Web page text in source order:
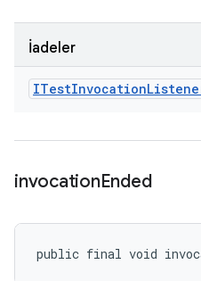
İadeler
ITestInvocation
invocationEnded
public final void